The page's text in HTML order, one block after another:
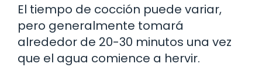
El tiempo de cocción puede variar,
pero generalmente tomará
alrededor de 20-30 minutos una vez
que el agua comience a hervir.